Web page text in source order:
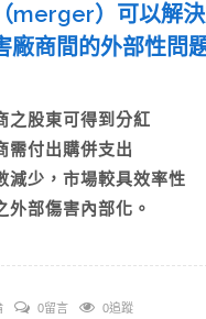
merger）可以解
廠商間的外部性問
之股東可得到分紅
需付出購併支出
減少，市場較具效率性
外部傷害內部化。
0留言 0追蹤